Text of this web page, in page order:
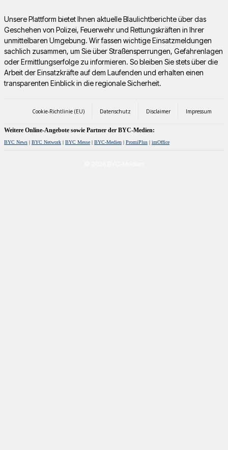
Unsere Plattform bietet Ihnen aktuelle Blaulichtberichte über das
Geschehen von Polizei, Feuerwehr und Rettungskräften in Ihrer
unmittelbaren Umgebung. Wir fassen wichtige Einsatzmeldungen
sachlich zusammen, um Sie über Straßensperrungen, Gefahrenlagen
oder Ermittlungserfolge zu informieren. So bleiben Sie stets über die
Arbeit der Einsatzkräfte auf dem Laufenden und erhalten einen
transparenten Einblick in die regionale Sicherheit.
Cookie-Richtlinie (EU) Datenschutz Disclaimer Impressum
Weitere Online-Angebote sowie Partner der BYC-Medien:
BYC News | BYC Network | BYC Messe | BYC-Medien | PromiPlus | imOffice